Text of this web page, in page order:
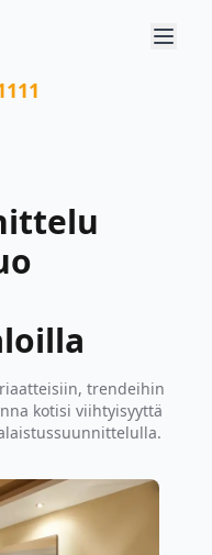
trendeihin
kotisi viihtyisyyttä